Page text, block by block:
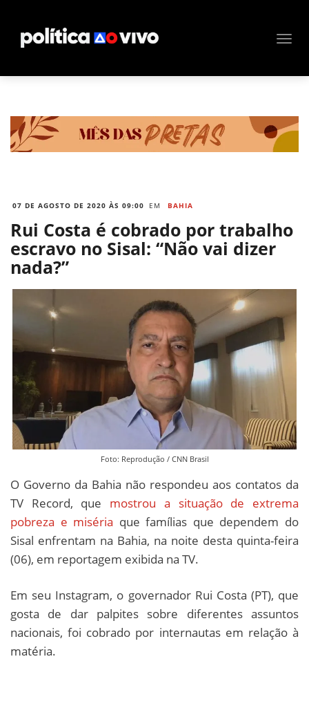
07 DE AGOSTO DE 2020 ÀS 09:00 EM BAHIA
Rui Costa é cobrado por trabalho
escravo no Sisal: “Não vai dizer
nada?”
Foto: Reprodução / CNN Brasil
O Governo da Bahia não respondeu aos contatos da
TV Record, que mostrou a situação de extrema
pobreza e miséria que famílias que dependem do
Sisal enfrentam na Bahia, na noite desta quinta-feira
(06), em reportagem exibida na TV.
Em seu Instagram, o governador Rui Costa (PT), que
gosta de dar palpites sobre diferentes assuntos
nacionais, foi cobrado por internautas em relação à
matéria.